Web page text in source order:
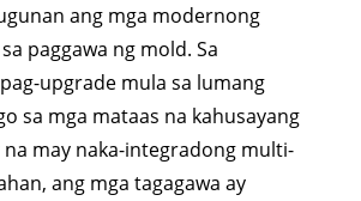
ang mga modernong
paggawa ng mold. Sa
upgrade mula sa lumang
sa mga mataas na kahusayang
may naka-integradong multi-
ang mga tagagawa ay